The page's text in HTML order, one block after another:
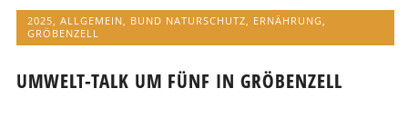
2025,ALLGEMEIN, BUND NATURSCHUTZ, ERNÄHRUNG,
GRÖBENZELL
UMWELT-TALK UM FÜNF IN GRÖBENZELL